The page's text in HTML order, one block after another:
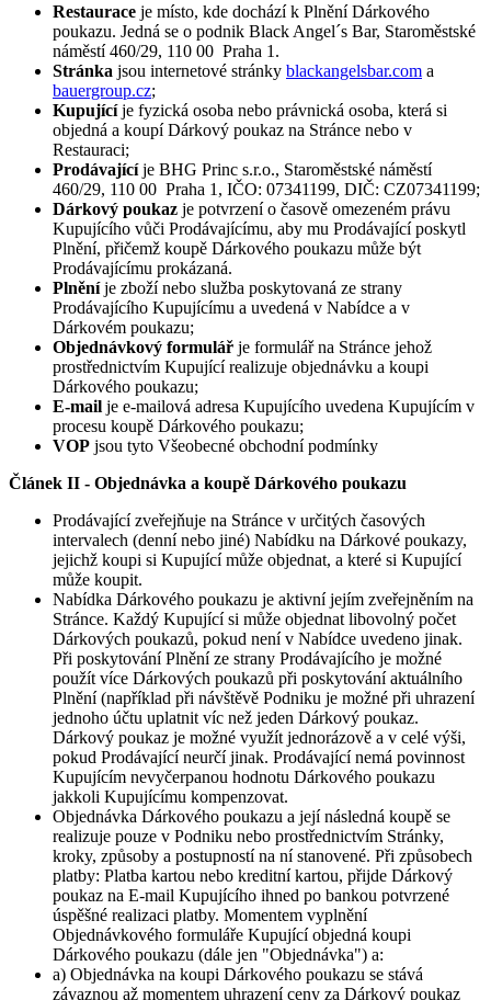
Restaurace je místo, kde dochází k Plnění Dárkového
poukazu. Jedná se o podnik Black Angel´s Bar, Staroměstské
náměstí 460/29, 110 00 Praha 1.
Stránka jsou internetové stránky blackangelsbar.com a
bauergroup.cz;
Kupujícíje fyzická osoba nebo právnická osoba, která si
objedná a koupí Dárkový poukaz na Stránce nebo v
Restauraci;
Prodávajícíje BHG Princ s.r.o., Staroměstské náměstí
460/29, 110 00 Praha 1, IČO: 07341199, DIČ: CZ07341199;
Dárkový poukaz je potvrzení o časově omezeném právu
Kupujícího vůči Prodávajícímu, aby mu Prodávající poskytl
Plnění, přičemž koupě Dárkového poukazu může být
Prodávajícímu prokázaná.
Plněníje zboží nebo služba poskytovaná ze strany
Prodávajícího Kupujícímu a uvedená v Nabídce a v
Dárkovém poukazu;
Objednávkový formulář je formulář na Stránce jehož
prostřednictvím Kupující realizuje objednávku a koupi
Dárkového poukazu;
E-mail je e-mailová adresa Kupujícího uvedena Kupujícím v
procesu koupě Dárkového poukazu;
VOP jsou tyto Všeobecné obchodní podmínky
Článek II - Objednávka a koupě Dárkového poukazu
Prodávající zveřejňuje na Stránce v určitých časových
intervalech (denní nebo jiné) Nabídku na Dárkové poukazy,
jejichž koupi si Kupující může objednat, a které si Kupující
může koupit.
Nabídka Dárkového poukazu je aktivní jejím zveřejněním na
Stránce. Každý Kupující si může objednat libovolný počet
Dárkových poukazů, pokud není v Nabídce uvedeno jinak.
Při poskytování Plnění ze strany Prodávajícího je možné
použít více Dárkových poukazů při poskytování aktuálního
Plnění (například při návštěvě Podniku je možné při uhrazení
jednoho účtu uplatnit víc než jeden Dárkový poukaz.
Dárkový poukaz je možné využít jednorázově a v celé výši,
pokud Prodávající neurčí jinak. Prodávající nemá povinnost
Kupujícím nevyčerpanou hodnotu Dárkového poukazu
jakkoli Kupujícímu kompenzovat.
Objednávka Dárkového poukazu a její následná koupě se
realizuje pouze v Podniku nebo prostřednictvím Stránky,
kroky, způsoby a postupností na ní stanovené. Při způsobech
platby: Platba kartou nebo kreditní kartou, přijde Dárkový
poukaz na E-mail Kupujícího ihned po bankou potvrzené
úspěšné realizaci platby. Momentem vyplnění
Objednávkového formuláře Kupující objedná koupi
Dárkového poukazu (dále jen "Objednávka") a:
a) Objednávka na koupi Dárkového poukazu se stává
závaznou až momentem uhrazení ceny za Dárkový poukaz